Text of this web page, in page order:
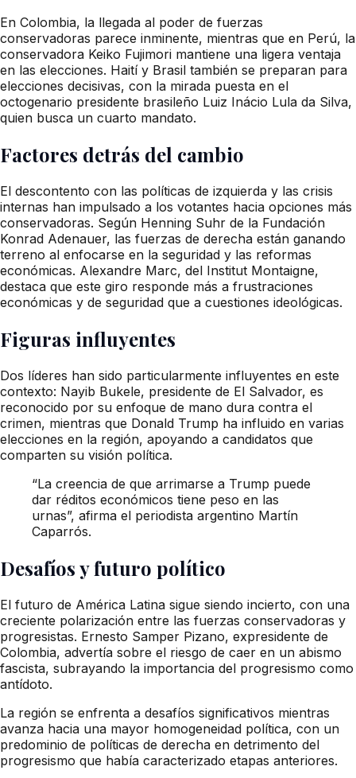
En Colombia, la llegada al poder de fuerzas
conservadoras parece inminente, mientras que en Perú, la
conservadora Keiko Fujimori mantiene una ligera ventaja
en las elecciones. Haití y Brasil también se preparan para
elecciones decisivas, con la mirada puesta en el
octogenario presidente brasileño Luiz Inácio Lula da Silva,
quien busca un cuarto mandato.
Factores detrás del cambio
El descontento con las políticas de izquierda y las crisis
internas han impulsado a los votantes hacia opciones más
conservadoras. Según Henning Suhr de la Fundación
Konrad Adenauer, las fuerzas de derecha están ganando
terreno al enfocarse en la seguridad y las reformas
económicas. Alexandre Marc, del Institut Montaigne,
destaca que este giro responde más a frustraciones
económicas y de seguridad que a cuestiones ideológicas.
Figuras influyentes
Dos líderes han sido particularmente influyentes en este
contexto: Nayib Bukele, presidente de El Salvador, es
reconocido por su enfoque de mano dura contra el
crimen, mientras que Donald Trump ha influido en varias
elecciones en la región, apoyando a candidatos que
comparten su visión política.
“La creencia de que arrimarse a Trump puede
dar réditos económicos tiene peso en las
urnas”, afirma el periodista argentino Martín
Caparrós.
Desafíos y futuro político
El futuro de América Latina sigue siendo incierto, con una
creciente polarización entre las fuerzas conservadoras y
progresistas. Ernesto Samper Pizano, expresidente de
Colombia, advertía sobre el riesgo de caer en un abismo
fascista, subrayando la importancia del progresismo como
antídoto.
La región se enfrenta a desafíos significativos mientras
avanza hacia una mayor homogeneidad política, con un
predominio de políticas de derecha en detrimento del
progresismo que había caracterizado etapas anteriores.